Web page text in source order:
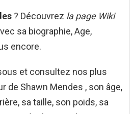
? Découvrez la page Wiki
sa biographie, Age,
encore.
et consultez nos plus
de Shawn Mendes , son âge,
sa taille, son poids, sa